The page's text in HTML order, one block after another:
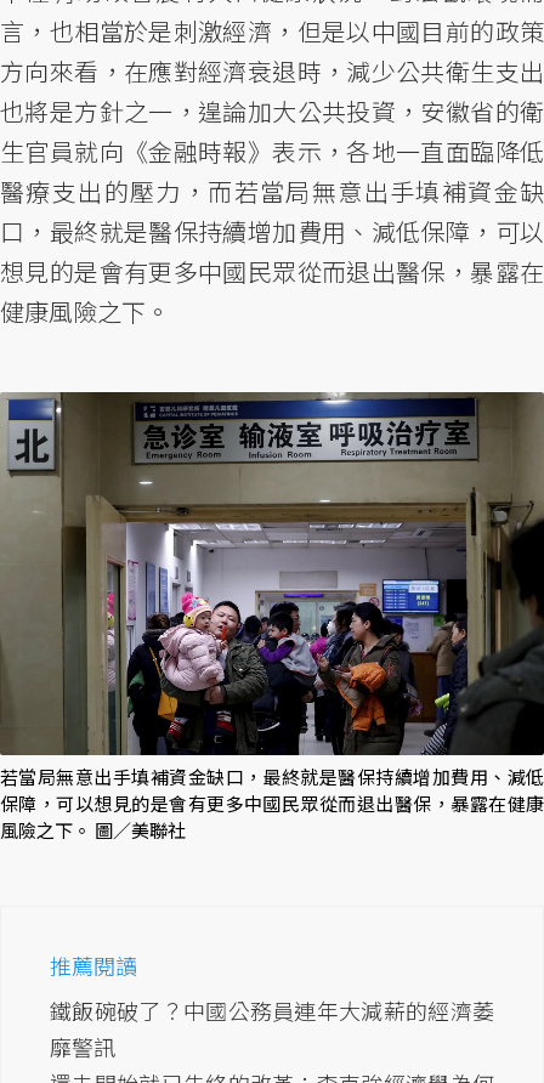
言，也相當於是刺激經濟，但是以中國目前的政策
方向來看，在應對經濟衰退時，減少公共衛生支出
也將是方針之一，遑論加大公共投資，安徽省的衛
生官員就向《金融時報》表示，各地一直面臨降低
醫療支出的壓力，而若當局無意出手填補資金缺
口，最終就是醫保持續增加費用、減低保障，可以
想見的是會有更多中國民眾從而退出醫保，暴露在
健康風險之下。
若當局無意出手填補資金缺口，最終就是醫保持續增加費用、減低
保障，可以想見的是會有更多中國民眾從而退出醫保，暴露在健康
風險之下。 圖／美聯社
推薦閱讀
鐵飯碗破了？中國公務員連年大減薪的經濟萎
靡警訊